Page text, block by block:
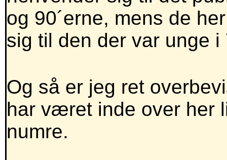
og 90´erne, mens de
sig til den der var unge i
Og så er jeg ret
har været inde over her
numre.